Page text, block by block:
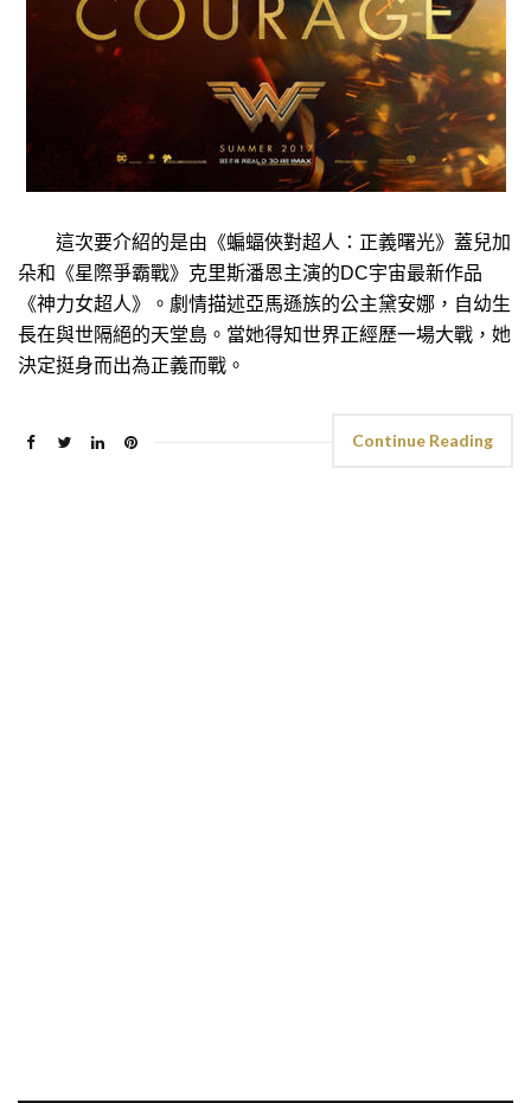
這次要介紹的是由《蝙蝠俠對超人：正義曙光》蓋兒加
朵和《星際爭霸戰》克里斯潘恩主演的DC宇宙最新作品
《神力女超人》。劇情描述亞馬遜族的公主黛安娜，自幼生
長在與世隔絕的天堂島。當她得知世界正經歷一場大戰，她
決定挺身而出為正義而戰。
Continue Reading